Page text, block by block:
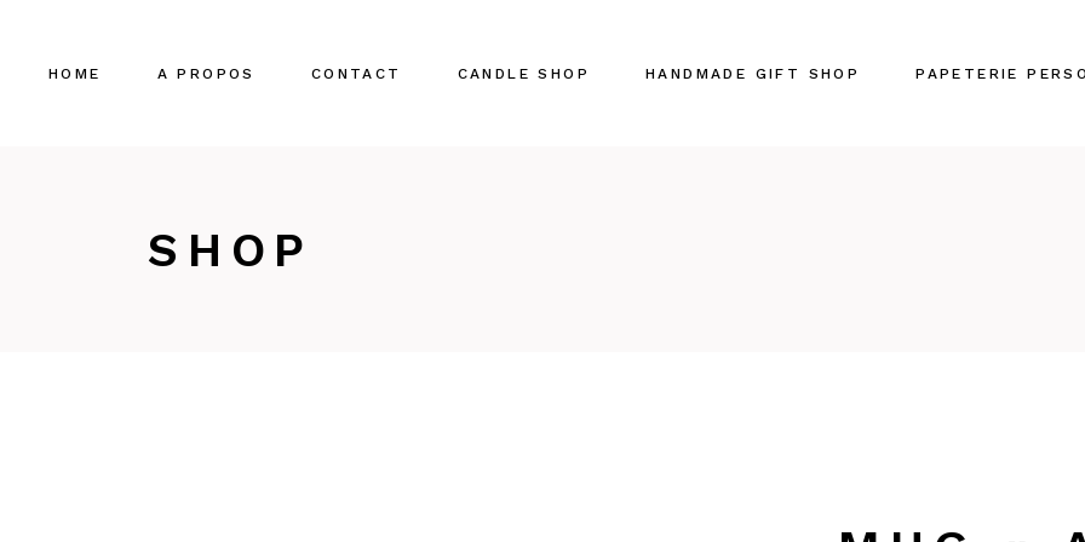
HOME A PROPOS CONTACT CANDLE SHOP HANDMADE GIFT SHOP PAPETERIE
SHOP